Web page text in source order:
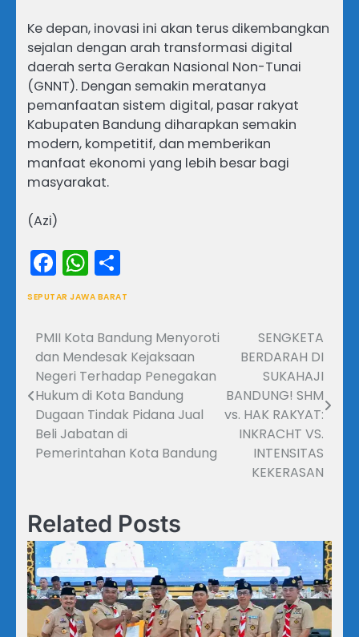
Ke depan, inovasi ini akan terus dikembangkan
sejalan dengan arah transformasi digital
daerah serta Gerakan Nasional Non-Tunai
(GNNT). Dengan semakin meratanya
pemanfaatan sistem digital, pasar rakyat
Kabupaten Bandung diharapkan semakin
modern, kompetitif, dan memberikan
manfaat ekonomi yang lebih besar bagi
masyarakat.
(Azi)
Facebook
WhatsApp
SEPUTAR JAWA BARAT
Navigasi
pos
PMII Kota Bandung Menyoroti
dan Mendesak Kejaksaan
Negeri Terhadap Penegakan
Hukum di Kota Bandung
Dugaan Tindak Pidana Jual
Beli Jabatan di
Pemerintahan Kota Bandung
SENGKETA
BERDARAH DI
SUKAHAJI
BANDUNG! SHM
vs. HAK RAKYAT:
INKRACHT VS.
INTENSITAS
KEKERASAN
Related Posts